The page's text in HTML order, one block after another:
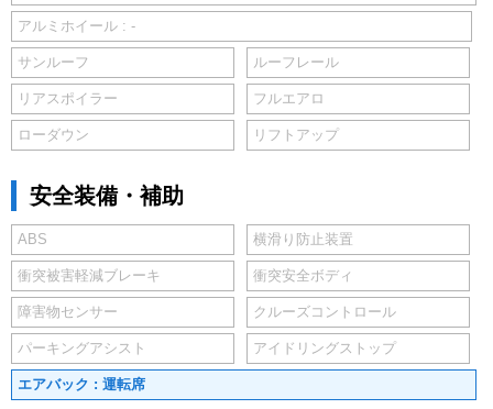
アルミホイール : -
サンルーフ ルーフレール
リアスポイラー フルエアロ
ローダウン リフトアップ
安全装備・補助
ABS 横滑り防止装置
衝突被害軽減ブレーキ 衝突安全ボディ
障害物センサー クルーズコントロール
パーキングアシスト アイドリングストップ
エアバック : 運転席